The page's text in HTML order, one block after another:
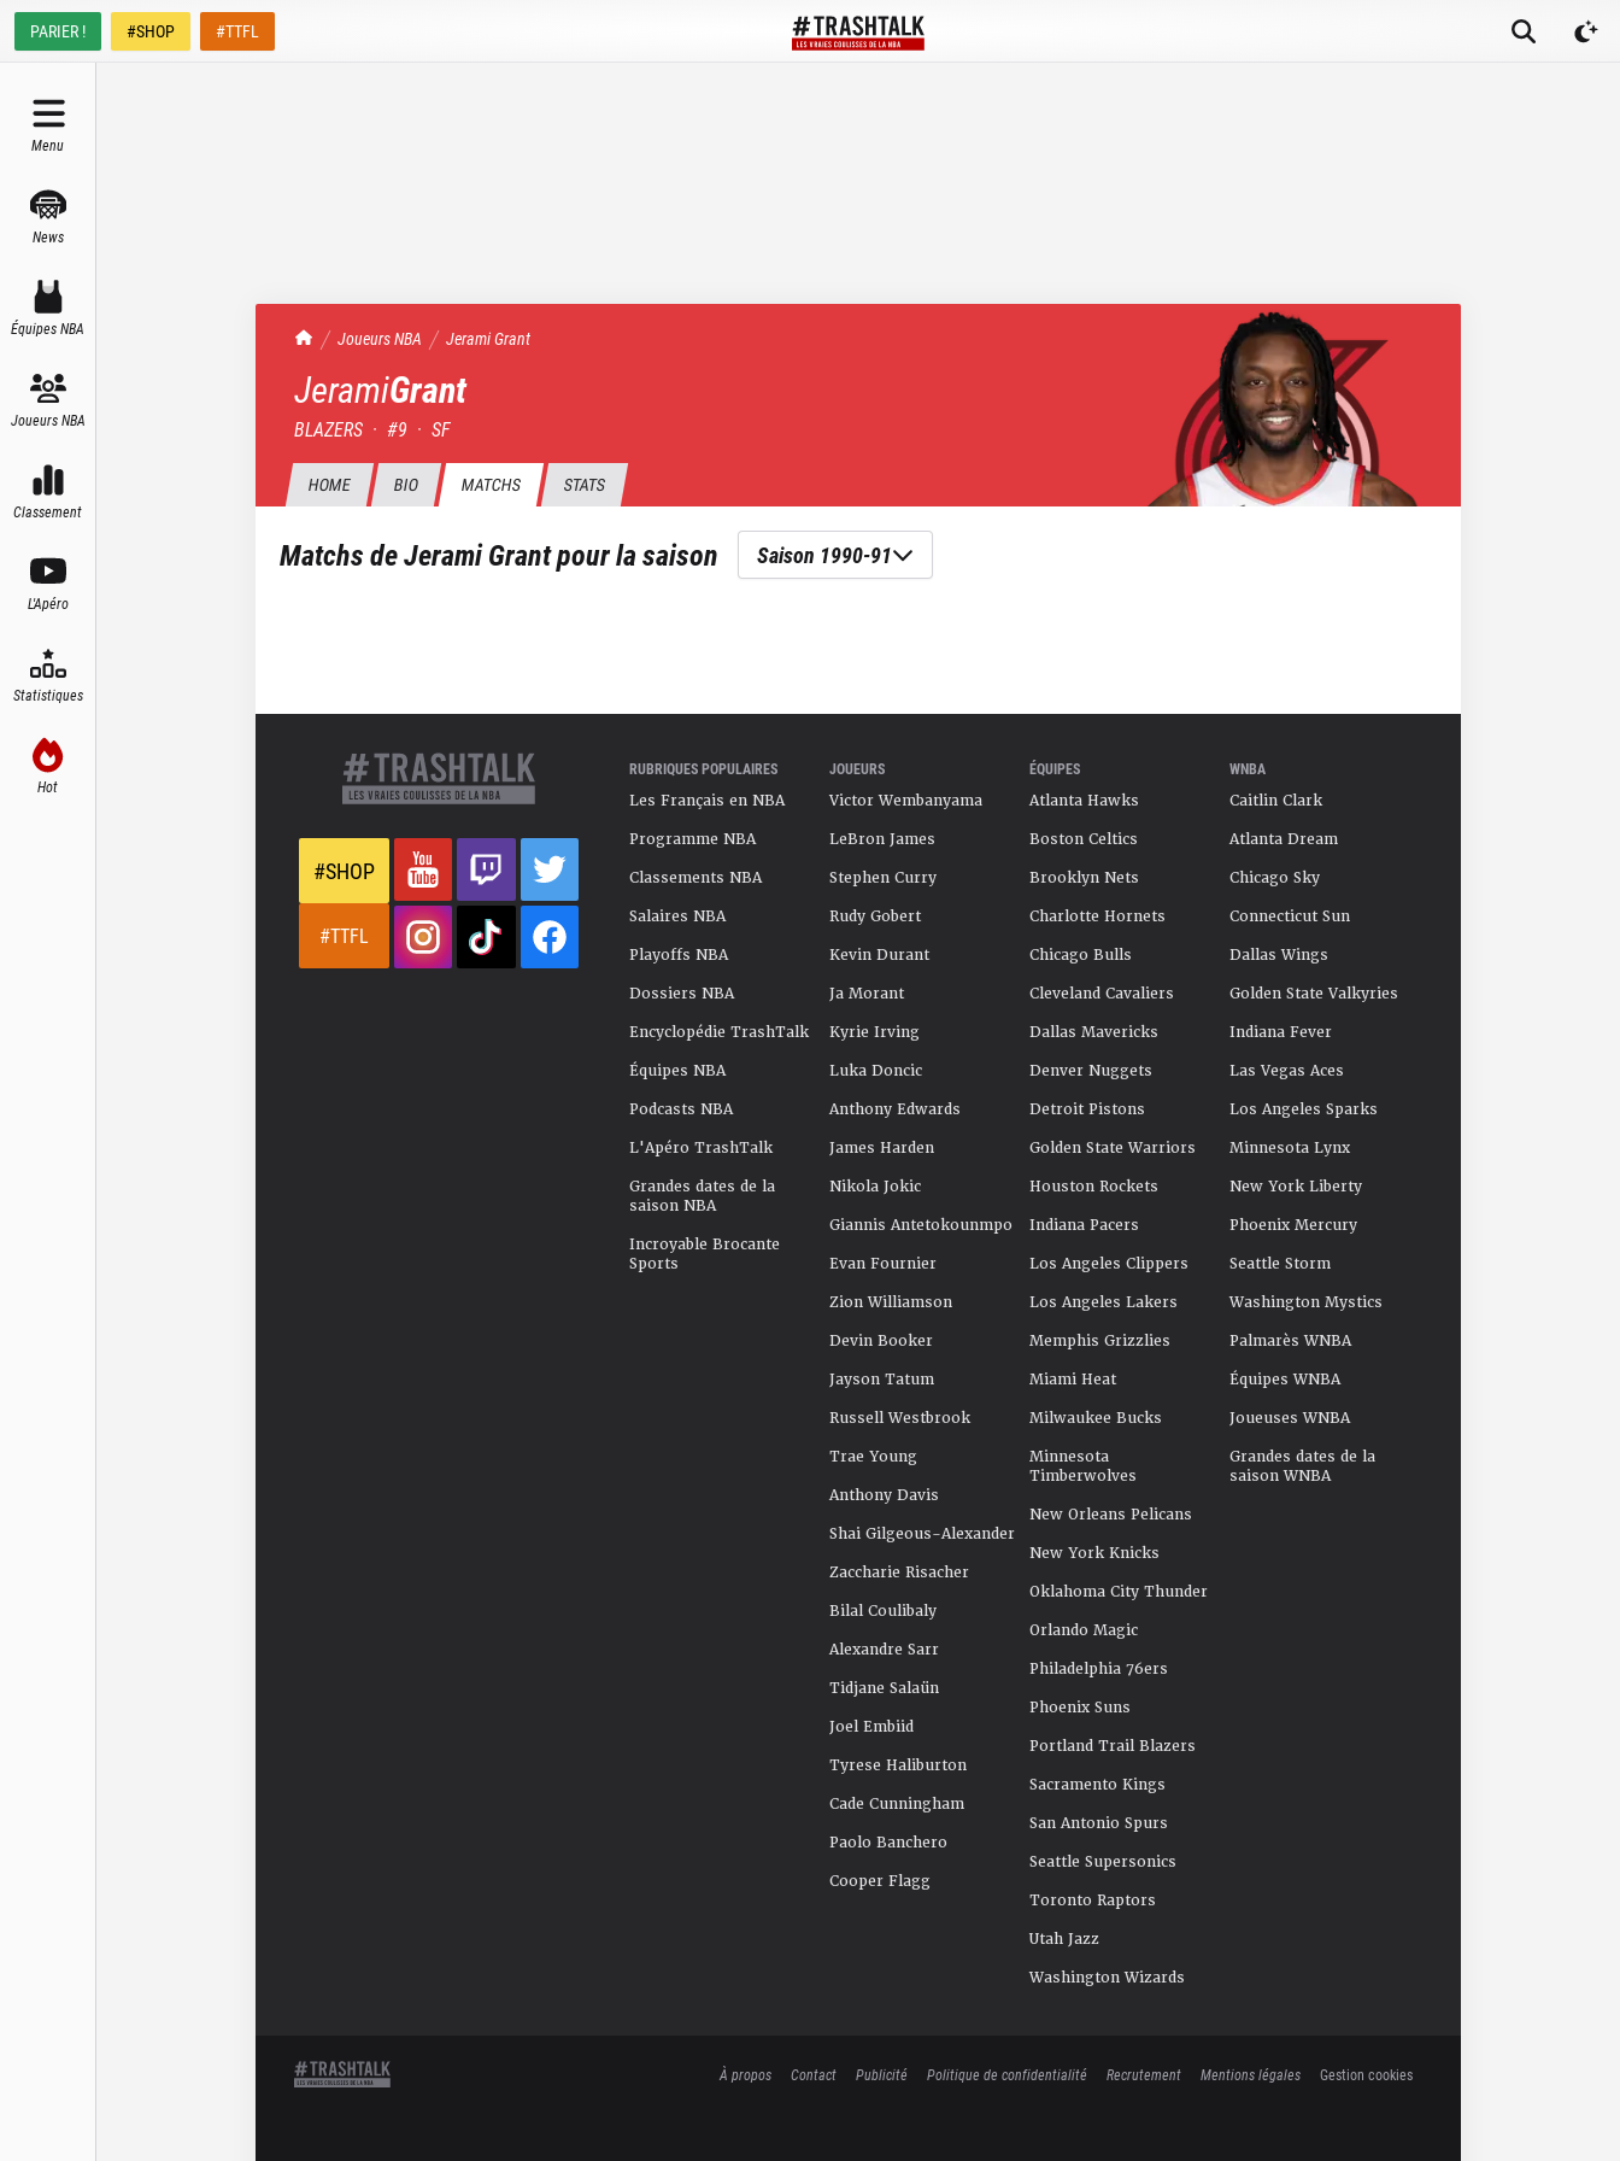
PARIER ! #SHOP #TTFL
Menu
News
Équipes NBA
Joueurs NBA
Classement
L'Apéro
Statistiques
Hot
TrashTalk Actu NBA
Joueurs NBA JeramiGrant
JeramiGrant
BLAZERS · #9 · SF
HOME BIO MATCHS STATS
Matchs deJerami Grantpour la saison Saison 1990-91
#SHOP
#TTFL
RUBRIQUES POPULAIRES
Les Français en NBA
Programme NBA
Classements NBA
Salaires NBA
Playoffs NBA
Dossiers NBA
Encyclopédie TrashTalk
Équipes NBA
Podcasts NBA
L'Apéro TrashTalk
Grandes dates de la
saison NBA
Incroyable Brocante
Sports
JOUEURS
Victor Wembanyama
LeBron James
Stephen Curry
Rudy Gobert
Kevin Durant
Ja Morant
Kyrie Irving
Luka Doncic
Anthony Edwards
James Harden
Nikola Jokic
Giannis Antetokounmpo
Evan Fournier
Zion Williamson
Devin Booker
Jayson Tatum
Russell Westbrook
Trae Young
Anthony Davis
Shai Gilgeous-Alexander
Zaccharie Risacher
Bilal Coulibaly
Alexandre Sarr
Tidjane Salaün
Joel Embiid
Tyrese Haliburton
Cade Cunningham
Paolo Banchero
Cooper Flagg
ÉQUIPES
Atlanta Hawks
Boston Celtics
Brooklyn Nets
Charlotte Hornets
Chicago Bulls
Cleveland Cavaliers
Dallas Mavericks
Denver Nuggets
Detroit Pistons
Golden State Warriors
Houston Rockets
Indiana Pacers
Los Angeles Clippers
Los Angeles Lakers
Memphis Grizzlies
Miami Heat
Milwaukee Bucks
Minnesota
Timberwolves
New Orleans Pelicans
New York Knicks
Oklahoma City Thunder
Orlando Magic
Philadelphia 76ers
Phoenix Suns
Portland Trail Blazers
Sacramento Kings
San Antonio Spurs
Seattle Supersonics
Toronto Raptors
Utah Jazz
Washington Wizards
WNBA
Caitlin Clark
Atlanta Dream
Chicago Sky
Connecticut Sun
Dallas Wings
Golden State Valkyries
Indiana Fever
Las Vegas Aces
Los Angeles Sparks
Minnesota Lynx
New York Liberty
Phoenix Mercury
Seattle Storm
Washington Mystics
Palmarès WNBA
Équipes WNBA
Joueuses WNBA
Grandes dates de la
saison WNBA
À propos Contact Publicité Politique de confidentialité Recrutement Mentions légales Gestion cookies